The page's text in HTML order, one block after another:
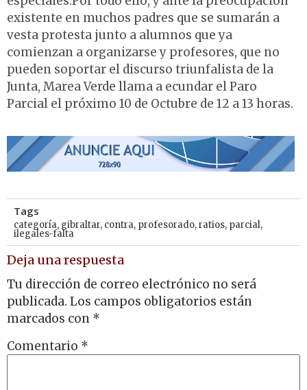
existente en muchos padres que se sumarán a
vesta protesta junto a alumnos que ya
comienzan a organizarse y profesores, que no
pueden soportar el discurso triunfalista de la
Junta, Marea Verde llama a ecundar el Paro
Parcial el próximo 10 de Octubre de 12 a 13 horas.
Tags
categoría, gibraltar, contra, profesorado,ratios, parcial,
ilegales-falta
Deja una respuesta
Tu dirección de correo electrónico no será
publicada. Los campos obligatorios están
marcados con *
Comentario *